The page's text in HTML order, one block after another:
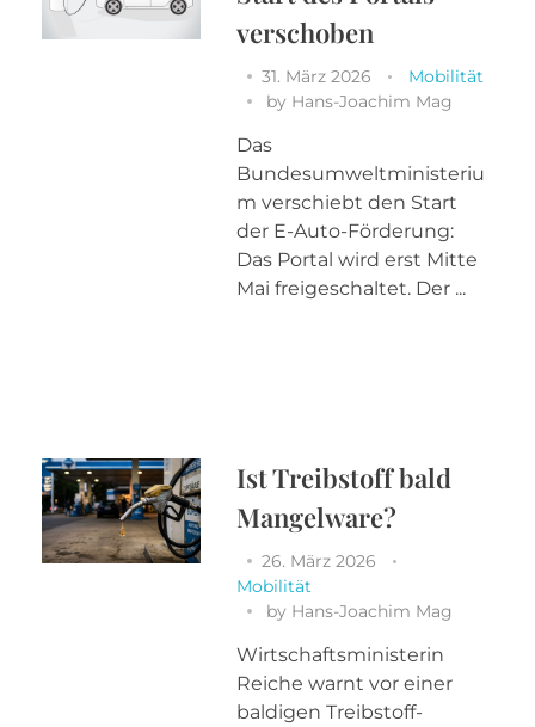
verschoben
31. März 2026
Mobilität
by Hans-Joachim Mag
Das
Bundesumweltministeriu
m verschiebt den Start
der E-Auto-Förderung:
Das Portal wird erst Mitte
Mai freigeschaltet. Der ...
Ist Treibstoff bald
Mangelware?
26. März 2026
Mobilität
by Hans-Joachim Mag
Wirtschaftsministerin
Reiche warnt vor einer
baldigen Treibstoff-